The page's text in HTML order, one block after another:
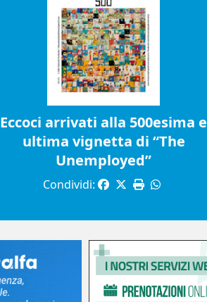
Eccoci arrivati alla 500esima e
ultima vignetta di “The
Unemployed”
Condividi: